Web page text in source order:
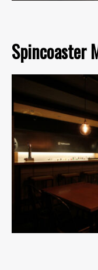
Spincoaster